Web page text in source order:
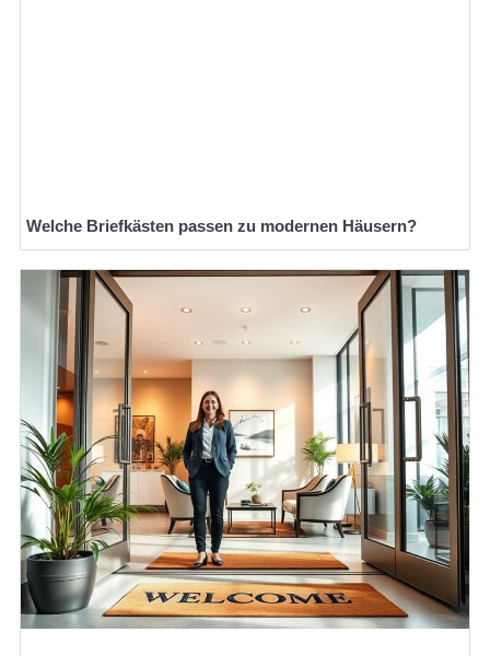
Welche Briefkästen passen zu modernen Häusern?